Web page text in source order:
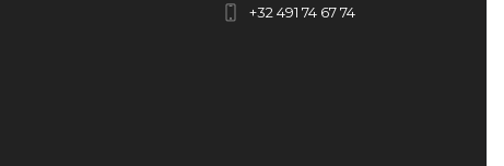
+32 491 74 67 74